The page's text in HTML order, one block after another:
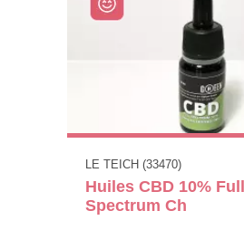
LE TEICH (33470)
Huiles CBD 10% Full
Spectrum Ch